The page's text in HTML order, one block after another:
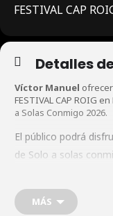
FESTIVAL CAP
Detalles
Víctor Manuel
FESTIVAL CAP ROIG
a Solas Conmigo 2026.
El público podrá
de Solo a solas
Vítor”, “Quiero
ti”, “Asturias”… y
MÁS